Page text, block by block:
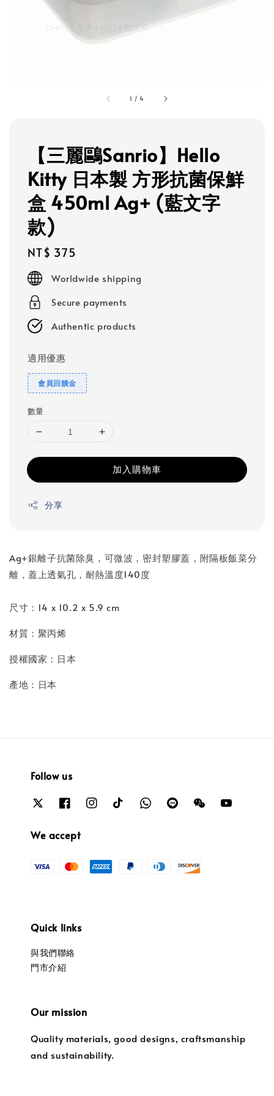
1 /4
【三麗鷗Sanrio】Hello
Kitty 日本製 方形抗菌保鮮
盒 450ml Ag+ (藍文字
款)
Regular
price
NT$ 375
Worldwide shipping
Secure payments
Authentic products
適用優惠
會員回饋金
數量
加入購物車
分享
Ag+銀離子抗菌除臭，可微波，密封塑膠蓋，附隔板飯菜分
離，蓋上透氣孔，耐熱溫度140度
尺寸：14 x 10.2 x 5.9 cm
材質：聚丙烯
授權國家：日本
產地：日本
Follow us
We accept
Quick links
與我們聯絡
門市介紹
Our mission
Quality materials, good designs, craftsmanship
and sustainability.